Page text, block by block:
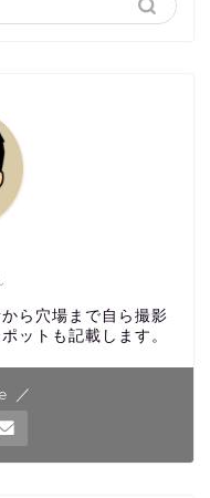
ら穴場まで自ら撮影
ットも記載します。
／